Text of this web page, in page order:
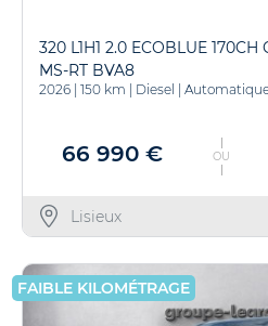
320 L1H1 2.0 ECOBLUE
MS-RT BVA8
2026 | 150 km | Diesel |
66 990 € OU
Lisieux
FAIBLE KILOMÉTRAGE